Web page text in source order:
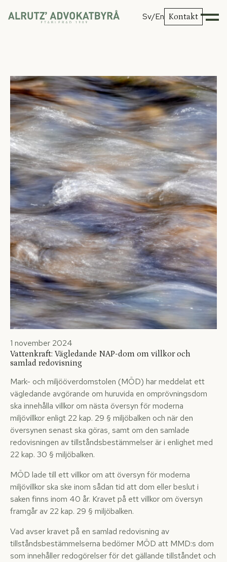
Sv/En Kontakt
1 november 2024
Vattenkraft: Vägledande NAP-dom om villkor och
samlad redovisning
Mark- och miljööverdomstolen (MÖD) har meddelat ett
vägledande avgörande om huruvida en omprövningsdom
ska innehålla villkor om nästa översyn för moderna
miljövillkor enligt 22 kap. 29 § miljöbalken och när den
översynen senast ska göras, samt om den samlade
redovisningen av tillståndsbestämmelser är i enlighet med
22 kap. 30 § miljöbalken.
MÖD lade till ett villkor om att översyn för moderna
miljövillkor ska ske inom sådan tid att dom eller beslut i
saken finns inom 40 år. Kravet på ett villkor om översyn
framgår av 22 kap. 29 § miljöbalken.
Vad avser kravet på en samlad redovisning av
tillståndsbestämmelserna bedömer MÖD att MMD:s dom
som innehåller redogörelser för det gällande tillståndet och